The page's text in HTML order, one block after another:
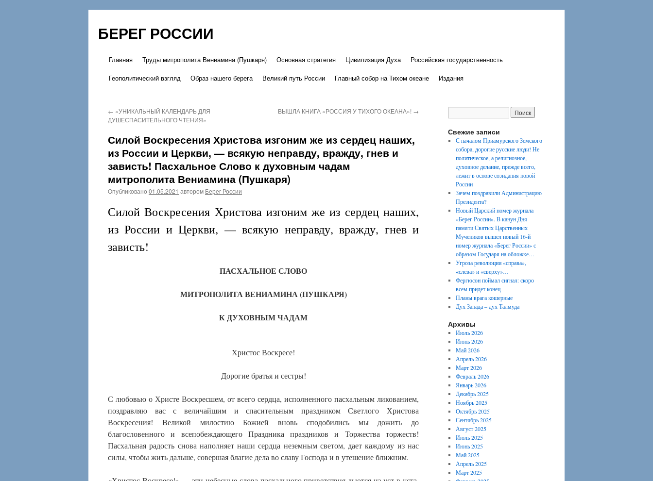
БЕРЕГ РОССИИ
Перейти
Главная Труды митрополита Вениамина (Пушкаря) Основная стратегия Цивилизация Духа
Российская государственность
Геополитический взгляд
Образ нашего берега Великий путь России Главный собор на Тихом океане Издания
← «УНИКАЛЬНЫЙ КАЛЕНДАРЬ ДЛЯ
ДУШЕСПАСИТЕЛЬНОГО ЧТЕНИЯ»
ВЫШЛА КНИГА «РОССИЯ У ТИХОГО ОКЕАНА»! →
Силой Воскресения Христова изгоним же из сердец наших,
из России и Церкви, — всякую неправду, вражду, гнев и
зависть! Пасхальное Слово к духовным чадам
митрополита Вениамина (Пушкаря)
Опубликовано 01.05.2021 автором Берег России
Силой Воскресения Христова изгоним же из сердец наших,
из России и Церкви, — всякую неправду, вражду, гнев и
зависть!
ПАСХАЛЬНОЕ СЛОВО
МИТРОПОЛИТА ВЕНИАМИНА (ПУШКАРЯ)
К ДУХОВНЫМ ЧАДАМ
Христос Воскресе!
Дорогие братья и сестры!
С любовью о Христе Воскресшем, от всего сердца, исполненного пасхальным ликованием,
поздравляю вас с величайшим и спасительным праздником Светлого Христова
Воскресения! Великой милостию Божией вновь сподобились мы дожить до
благословенного и всепобеждающего Праздника праздников и Торжества торжеств!
Пасхальная радость снова наполняет наши сердца неземным светом, дает каждому из нас
силы, чтобы жить дальше, совершая благие дела во славу Господа и в утешение ближним.
Свежие записи
С началом Приамурского Земского
собора, дорогие русские люди! Не
политическое, а религиозное,
духовное делание, прежде всего,
лежит в основе созидания новой
России
Зачем поздравили Администрацию
Президента?
Новый Царский номер журнала
«Берег России». В канун Дня
памяти Святых Царственных
Мучеников вышел новый 16-й
номер журнала «Берег России» с
образом Государя на обложке…
Угроза революции «справа»,
«слева» и «сверху»…
Фергюсон поймал сигнал: скоро
всем придет конец
Планы врага кошерные
Дух Запада – дух Талмуда
Архивы
Июль 2026
Июнь 2026
Май 2026
Апрель 2026
Март 2026
Февраль 2026
Январь 2026
Декабрь 2025
Ноябрь 2025
Октябрь 2025
Сентябрь 2025
Август 2025
Июль 2025
Июнь 2025
Май 2025
Апрель 2025
Март 2025